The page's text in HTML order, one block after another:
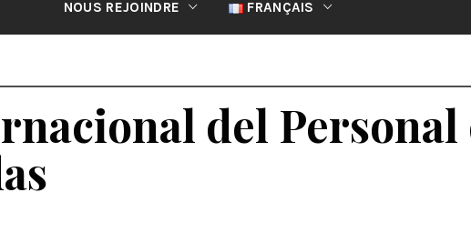
NOUS REJOINDRE FRANÇAIS
del Personal